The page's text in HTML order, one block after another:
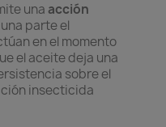
una acción
parte el
en el momento
el aceite deja una
sobre el
insecticida